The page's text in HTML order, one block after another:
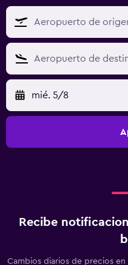
mié. 5/8
Recibe
Cambios diarios de precios